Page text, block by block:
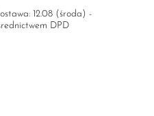
12.08 (środa) -
DPD